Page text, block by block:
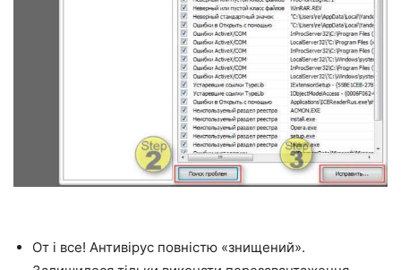
От і все! Антивірус повністю «знищений».